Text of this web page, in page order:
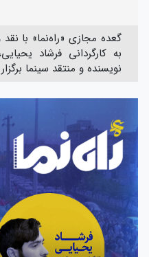
گعده مجازی «راه‌نما» با
به کارگردانی فرشاد
نویسنده و منتقد سینما